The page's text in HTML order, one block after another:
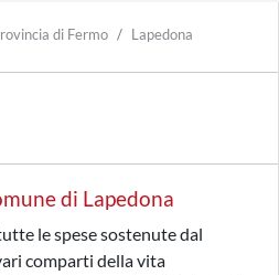
di Fermo
Lapedona
di Lapedona
le spese sostenute dal
comparti della vita